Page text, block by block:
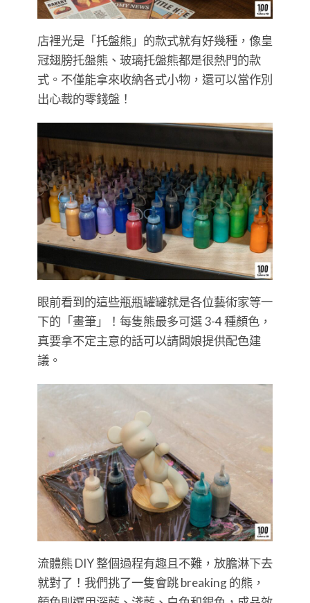
店裡光是「托盤熊」的款式就有好幾種，像皇
冠翅膀托盤熊、玻璃托盤熊都是很熱門的款
式。不僅能拿來收納各式小物，還可以當作別
出心裁的零錢盤！
眼前看到的這些瓶瓶罐罐就是各位藝術家等一
下的「畫筆」！每隻熊最多可選 3-4 種顏色，
真要拿不定主意的話可以請闆娘提供配色建
議。
流體熊 DIY 整個過程有趣且不難，放膽淋下去
就對了！我們挑了一隻會跳 breaking 的熊，